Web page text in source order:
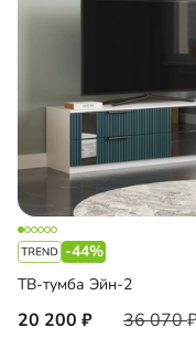
-44%
ТВ-тумба Эйн-2
20 200 36 070